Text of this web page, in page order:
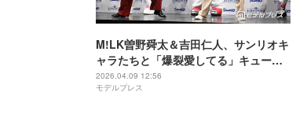
M!LK曽野舜太＆吉田仁人、サンリオキ
ャラたちと「爆裂愛してる」キュート
＆キレキレ披露
2026.04.09 12:56
モデルプレス